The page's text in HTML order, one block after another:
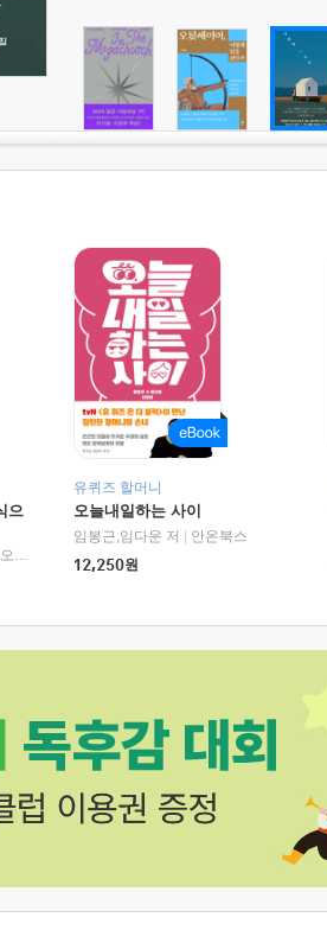
으
서정,제시모어,쓰리쿼터 저/권오태,시그널리포트 편
유퀴즈 할머니
오늘내일하는 사이
임봉근,임다운 저
안온북스
12,250원